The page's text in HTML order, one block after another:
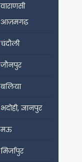
वाराणसी
आज़मगढ़
चंदौली
जौनपुर
बलिया
भदोही, ज्ञानपुर
मऊ
मिर्जापुर